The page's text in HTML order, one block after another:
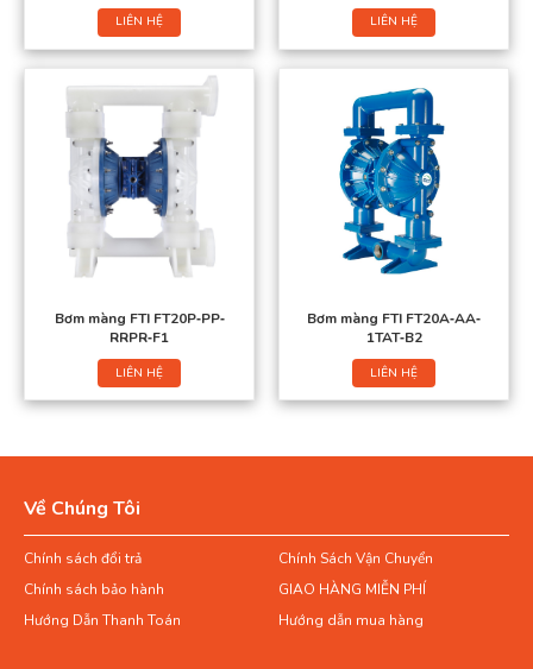
LIÊN HỆ LIÊN HỆ
Bơm màng FTI FT20P‐PP‐
RRPR‐F1
LIÊN HỆ
Bơm màng FTI FT20A‐AA‐
1TAT‐B2
LIÊN HỆ
Về Chúng Tôi
Chính sách đổi trả
Chính Sách Vận Chuyển
Chính sách bảo hành
GIAO HÀNG MIỄN PHÍ
Hướng Dẫn Thanh Toán
Hướng dẫn mua hàng